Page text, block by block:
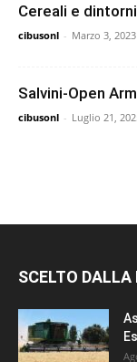
Cereali e
cibusonl - Marzo 3, 2023
Salvini-Open
cibusonl - Luglio 21,
SCELTO DALLA